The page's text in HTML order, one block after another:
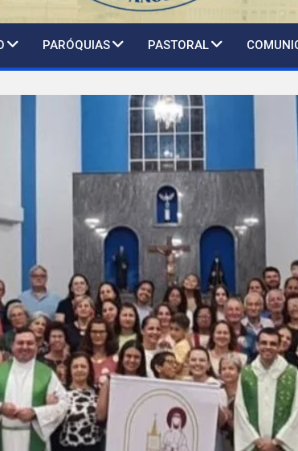
PARÓQUIAS PASTORAL